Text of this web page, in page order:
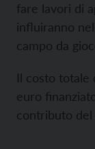
fare lavori di
influiranno
campo da
Il costo totale
euro
contributo del